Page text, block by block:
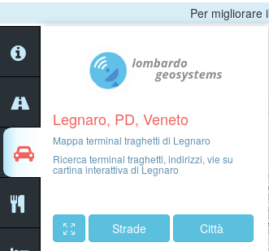
Per migliorare
Legnaro, PD, Veneto
Mappa terminal traghetti di Legnaro
Ricerca terminal traghetti, indirizzi, vie su
cartina interattiva di Legnaro
Strade Città